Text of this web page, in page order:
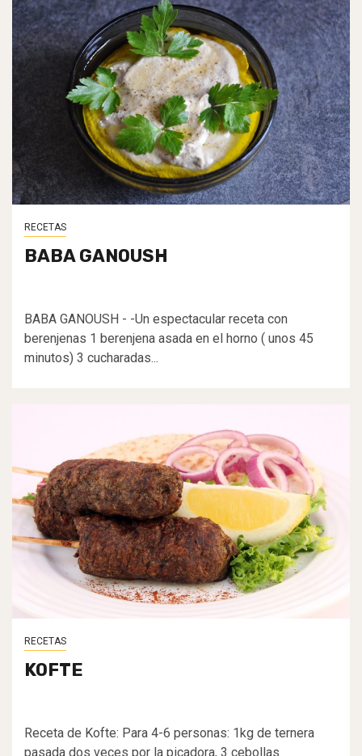
RECETAS
BABA GANOUSH
BABA GANOUSH - -Un espectacular receta con
berenjenas 1 berenjena asada en el horno ( unos 45
minutos) 3 cucharadas...
RECETAS
KOFTE
Receta de Kofte: Para 4-6 personas: 1kg de ternera
pasada dos veces por la picadora, 3 cebollas